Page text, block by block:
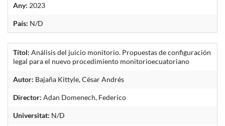
Any: 2023
País: N/D
Títol: Análisis del juicio monitorio. Propuestas de configuración
legal para el nuevo procedimiento monitorioecuatoriano
Autor: Bajaña Kittyle, César Andrés
Director: Adan Domenech, Federico
Universitat: N/D